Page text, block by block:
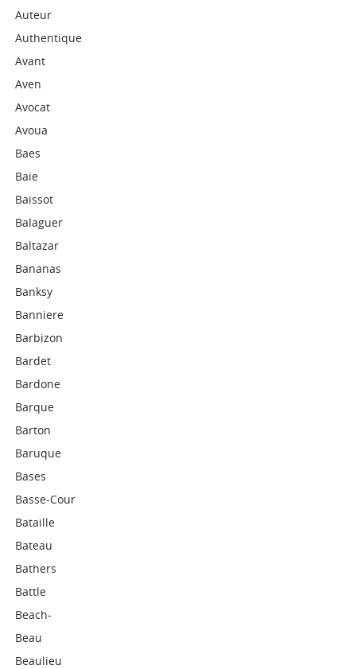
Auteur
Authentique
Avant
Aven
Avocat
Avoua
Baes
Baie
Baissot
Balaguer
Baltazar
Bananas
Banksy
Banniere
Barbizon
Bardet
Bardone
Barque
Barton
Baruque
Bases
Basse-Cour
Bataille
Bateau
Bathers
Battle
Beach-
Beau
Beaulieu